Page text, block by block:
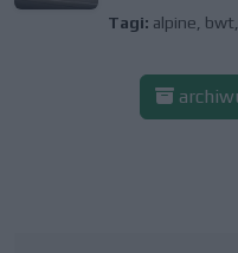
Tagi: alpine bwt